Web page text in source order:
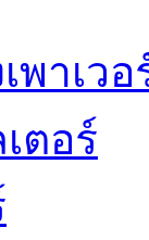
พาเว
ตอร์